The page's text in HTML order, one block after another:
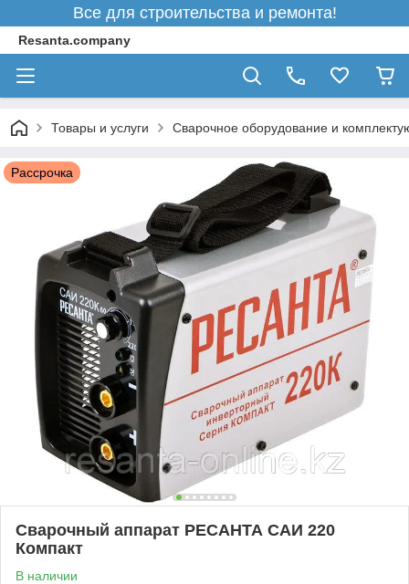
Все для строительства и ремонта!
Resanta.company
Товары и услуги Сварочное оборудование и
Рассрочка
Сварочный аппарат РЕСАНТА САИ 220
Компакт
В наличии